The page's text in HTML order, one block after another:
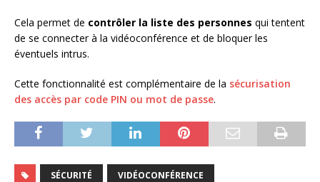
Cela permet de contrôler la liste des personnes qui tentent
de se connecter à la vidéoconférence et de bloquer les
éventuels intrus.
Cette fonctionnalité est complémentaire de la sécurisation
des accès par code PIN ou mot de passe.
SÉCURITÉ VIDÉOCONFÉRENCE